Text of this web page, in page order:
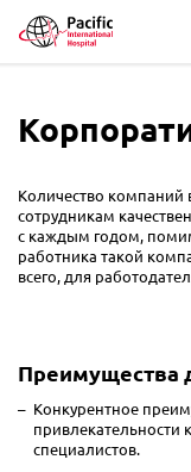
Количество компаний
сотрудникам
с каждым годом,
работника такой
всего, для
Преимущества
Конкурентное
специалистов.